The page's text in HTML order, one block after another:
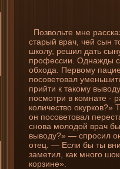
Позвольте мне
старый врач, чей сын
школу, решил дать
профессии. Однажды
обхода. Первому
посоветовал
прийти к такому
посмотри в комнате -
количество окурков?»
он посоветовал
снова молодой врач
выводу?» — спросил
отец. — Если бы ты
заметил, как много
корзине».